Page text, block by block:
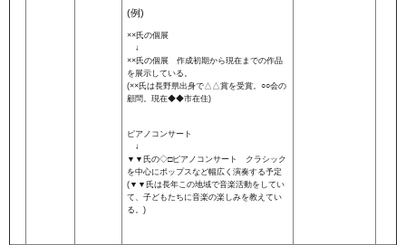
(例)
××氏の個展
↓
××氏の個展 作成初期から現在までの作品
を展示している。
(××氏は長野県出身で△△賞を受賞。○○会の
顧問。現在◆◆市在住)
ピアノコンサート
↓
▼▼氏の◇□ピアノコンサート クラシック
を中心にポップスなど幅広く演奏する予定
(▼▼氏は長年この地域で音楽活動をしてい
て、子どもたちに音楽の楽しみを教えてい
る。)